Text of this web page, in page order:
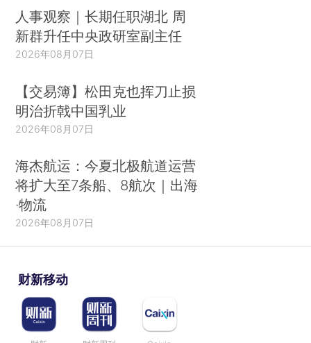
人事观察｜长期任职湖北 周
新群升任中央政研室副主任
2026年08月07日
【交易簿】松田克也挥刀止损
明治折戟中国乳业
2026年08月07日
海杰航运：今夏北极航道运营
将扩大至7条船、8航次｜出海
·物流
2026年08月07日
财新移动